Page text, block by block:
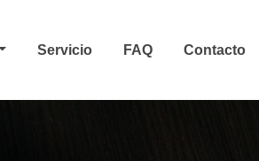
Servicio FAQ Contacto